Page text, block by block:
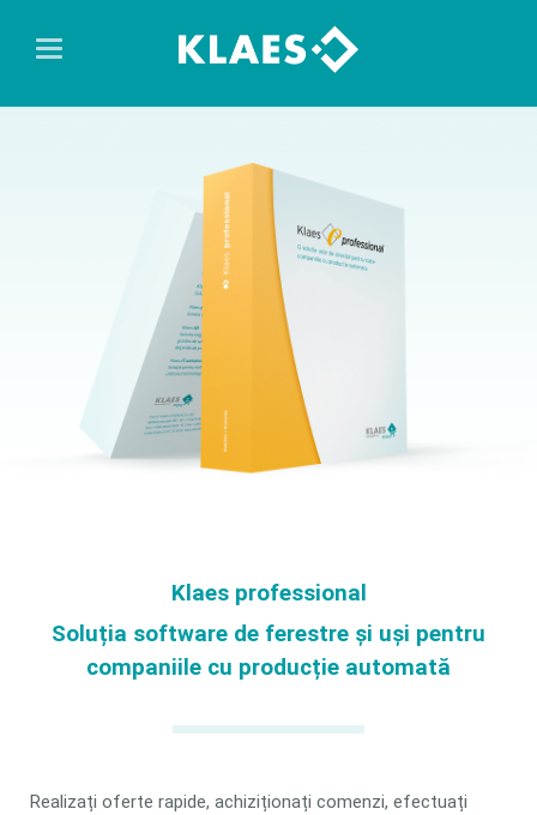
Klaes professional
Soluția software de ferestre și uși pentru
companiile cu producție automată
Realizați oferte rapide, achiziționați comenzi, efectuați